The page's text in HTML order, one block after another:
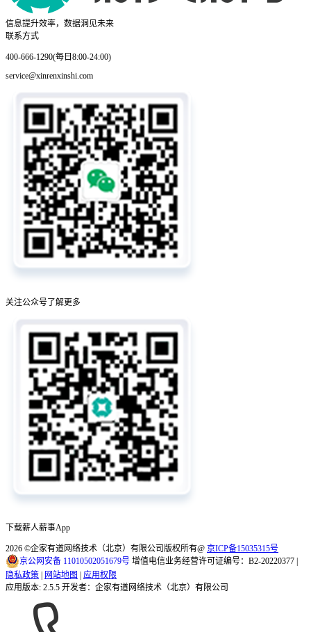
信息提升效率，数据洞见未来
联系方式
400-666-1290(每日8:00-24:00)
service@xinrenxinshi.com
关注公众号了解更多
下载薪人薪事App
2026 ©企家有道网络技术（北京）有限公司版权所有@ 京ICP备15035315号
京公网安备 11010502051679号 增值电信业务经营许可证编号：B2-20220377 |
隐私政策
网站地图
应用权限
应用版本: 2.5.5 开发者：企家有道网络技术（北京）有限公司